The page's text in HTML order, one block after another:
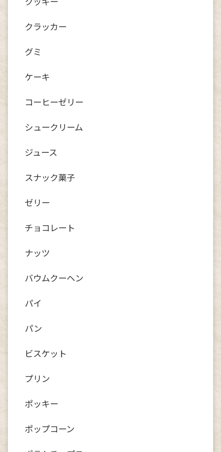
クラッカー
グミ
ケーキ
コーヒーゼリー
シュークリーム
ジュース
スナック菓子
ゼリー
チョコレート
ナッツ
バウムクーヘン
パイ
パン
ビスケット
プリン
ポッキー
ポップコーン